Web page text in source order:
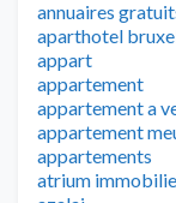
annuaires
aparthotel
appart
appartement
appartement a
appartement
appartements
atrium